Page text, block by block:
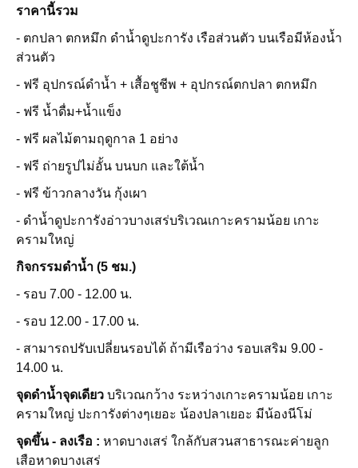
ราคานี้รวม
- ตกปลา ตกหมึก ดำน้ำดูปะการัง เรือส่วนตัว บนเรือมีห้องน้ำ
ส่วนตัว
- ฟรี อุปกรณ์ดำน้ำ + เสื้อชูชีพ + อุปกรณ์ตกปลา ตกหมึก
- ฟรี น้ำดื่ม+น้ำแข็ง
- ฟรี ผลไม้ตามฤดูกาล 1 อย่าง
- ฟรี ถ่ายรูปไม่อั้น บนบก และใต้น้ำ
- ฟรี ข้าวกลางวัน กุ้งเผา
- ดำน้ำดูปะการังอ่าวบางเสร่บริเวณเกาะครามน้อย เกาะ
ครามใหญ่
กิจกรรมดำน้ำ (5 ชม.)
- รอบ 7.00 - 12.00 น.
- รอบ 12.00 - 17.00 น.
- สามารถปรับเปลี่ยนรอบได้ ถ้ามีเรือว่าง รอบเสริม 9.00 -
14.00 น.
จุดดำน้ำจุดเดียว บริเวณกว้าง ระหว่างเกาะครามน้อย เกาะ
ครามใหญ่ ปะการังต่างๆเยอะ น้องปลาเยอะ มีน้องนีโม่
จุดขึ้น - ลงเรือ : หาดบางเสร่ ใกล้กับสวนสาธารณะค่ายลูก
เสือหาดบางเสร่